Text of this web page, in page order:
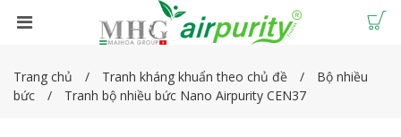
Trang chủ Tranh kháng khuẩn theo chủ đề
Bộ nhiều
bức
Tranh bộ nhiều bức Nano Airpurity CEN37